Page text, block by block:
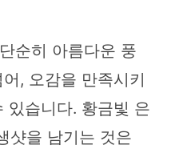
순히 아름다운 풍
, 오감을 만족시키
있습니다. 황금빛 은
샷을 남기는 것은